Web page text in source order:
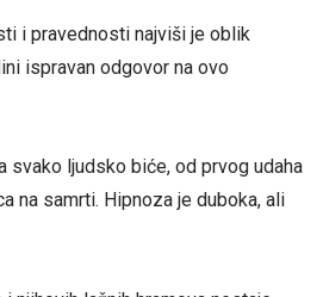
i pravednosti najviši je oblik
ispravan odgovor na ovo
svako ljudsko biće, od prvog udaha
na samrti. Hipnoza je duboka, ali